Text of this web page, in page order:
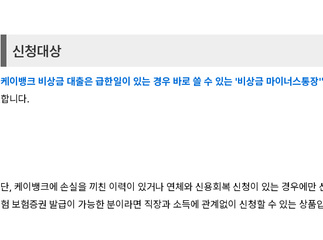
신청대상
케이뱅크 비상금 대출은 급한일이 있는 경우 바로 쓸 수 있는 '비상금 마이너스통
합니다.
단, 케이뱅크에 손실을 끼친 이력이 있거나 연체와 신용회복 신청이 있는 경우에
험 보험증권 발급이 가능한 분이라면 직장과 소득에 관계없이 신청할 수 있는 상품